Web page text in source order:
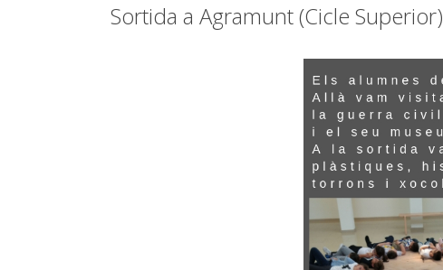
Sortida a Agramunt (Cicle Superior)